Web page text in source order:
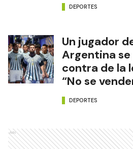
DEPORTES
Un jugador
Argentina
contra de la
“No se
DEPORTES
Ads